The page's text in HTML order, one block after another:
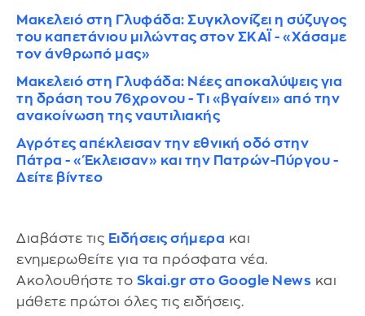
Μακελειό στη Γλυφάδα: Συγκλονίζει η σύζυγος
του καπετάνιου μιλώντας στον ΣΚΑΪ - «Xάσαμε
τον άνθρωπό μας»
Μακελειό στη Γλυφάδα: Νέες αποκαλύψεις για
τη δράση του 76χρονου - Τι «βγαίνει» από την
ανακοίνωση της ναυτιλιακής
Αγρότες απέκλεισαν την εθνική οδό στην
Πάτρα - «Έκλεισαν» και την Πατρών-Πύργου -
Δείτε βίντεο
Διαβάστε τις Ειδήσεις σήμερα και
ενημερωθείτε για τα πρόσφατα νέα.
Ακολουθήστε το Skai.gr στο Google News και
μάθετε πρώτοι όλες τις ειδήσεις.